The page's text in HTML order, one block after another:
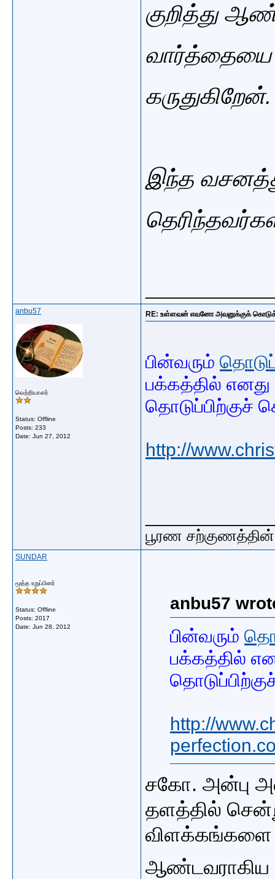
குறித்து
வார்த்தையை
இந்த
anbu57
வெற்றியாளர்
Status: Offline
Posts: 233
Date: Jun 27, 2012
RE: உள்ளவன் எவனோ அவனுக்குக்
பின்வரும்
பக்கத்தில்
தொடுப்பிற்குச்
http://
பூரண
SUNDAR
மூத்த உறுப்பினர்
Status: Offline
Posts: 2017
Date: Jun 28, 2012
anbu57
பின்வரும்
பக்கத்தில்
http://
சகோ. அன்பு
தளத்தில்
விளக்கங்களை